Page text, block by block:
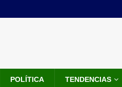
POLÍTICA TENDENCIAS